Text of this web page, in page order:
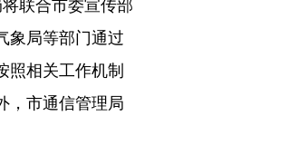
象局等部门通过
照相关工作机制
，市通信管理局